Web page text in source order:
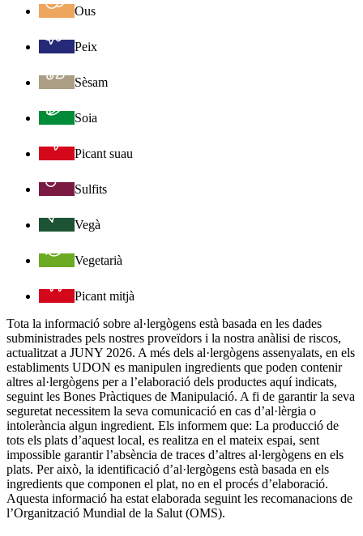
Ous
Peix
Sèsam
Soia
Picant suau
Sulfits
Vegà
Vegetarià
Picant mitjà
Tota la informació sobre al·lergògens està basada en les dades
subministrades pels nostres proveïdors i la nostra anàlisi de riscos,
actualitzat a JUNY 2026. A més dels al·lergògens assenyalats, en els
establiments UDON es manipulen ingredients que poden contenir
altres al·lergògens per a l’elaboració dels productes aquí indicats,
seguint les Bones Pràctiques de Manipulació. A fi de garantir la seva
seguretat necessitem la seva comunicació en cas d’al·lèrgia o
intolerància algun ingredient. Els informem que: La producció de
tots els plats d’aquest local, es realitza en el mateix espai, sent
impossible garantir l’absència de traces d’altres al·lergògens en els
plats. Per això, la identificació d’al·lergògens està basada en els
ingredients que componen el plat, no en el procés d’elaboració.
Aquesta informació ha estat elaborada seguint les recomanacions de
l’Organització Mundial de la Salut (OMS).